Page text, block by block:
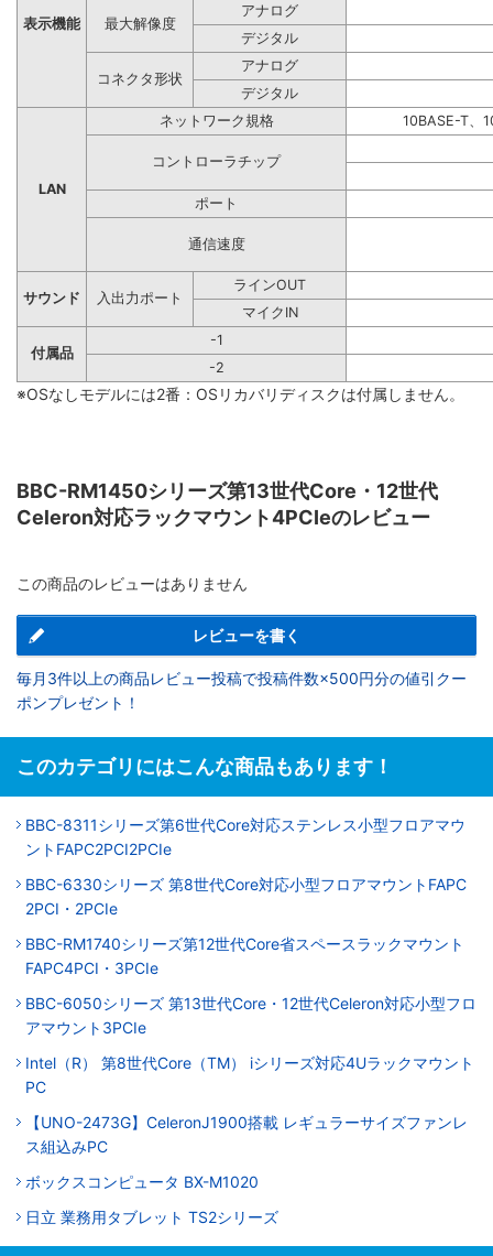
表示機能 最大解像度
アナログ
デジタル
コネクタ形状
アナログ
デジタル
LAN
ネットワーク規格 10BASE-T、
コントローラチップ
ポート
通信速度
サウンド 入出力ポート
ラインOUT
マイクIN
付属品
-1
-2
※OSなしモデルには2番：OSリカバリディスクは付属しません。
BBC-RM1450シリーズ第13世代Core・12世代
Celeron対応ラックマウント4PCIeのレビュー
この商品のレビューはありません
レビューを書く
毎月3件以上の商品レビュー投稿で投稿件数×500円分の値引クー
ポンプレゼント！
このカテゴリにはこんな商品もあります！
BBC-8311シリーズ第6世代Core対応ステンレス小型フロアマウ
ントFAPC2PCI2PCIe
BBC-6330シリーズ 第8世代Core対応小型フロアマウントFAPC
2PCI・2PCIe
BBC-RM1740シリーズ第12世代Core省スペースラックマウント
FAPC4PCI・3PCIe
BBC-6050シリーズ 第13世代Core・12世代Celeron対応小型フロ
アマウント3PCIe
Intel（R） 第8世代Core（TM） iシリーズ対応4Uラックマウント
PC
【UNO-2473G】CeleronJ1900搭載 レギュラーサイズファンレ
ス組込みPC
ボックスコンピュータ BX-M1020
日立 業務用タブレット TS2シリーズ